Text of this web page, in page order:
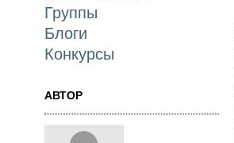
Группы
Блоги
Конкурсы
АВТОР